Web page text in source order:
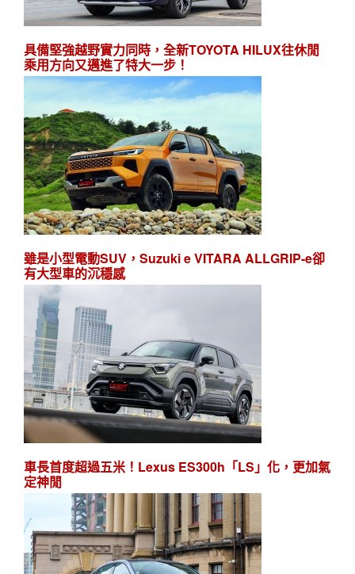
具備堅強越野實力同時，全新TOYOTA HILUX往休閒
乘用方向又邁進了特大一步！
雖是小型電動SUV，Suzuki e VITARA ALLGRIP-e卻
有大型車的沉穩感
車長首度超過五米！Lexus ES300h「LS」化，更加氣
定神閒